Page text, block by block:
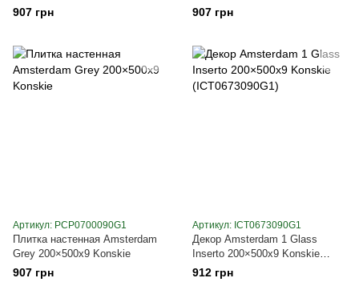
907 грн 907 грн
Артикул: PCP0700090G1
Плитка настенная Amsterdam
Grey 200×500x9 Konskie
907 грн
Артикул: ICT0673090G1
Декор Amsterdam 1 Glass
Inserto 200×500x9 Konskie
(ICT0673090G1)
912 грн